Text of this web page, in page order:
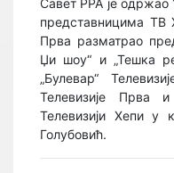
Савет РРА је одржао
представницима
Прва разматрао
Џи шоу“ и „Тешка
„Булевар“
Телевизије Прва
Телевизији Хепи у
Голубовић.